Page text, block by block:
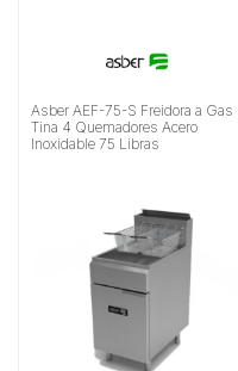
Asber AEF-75-S Freidora a Gas
Tina 4 Quemadores Acero
Inoxidable 75 Libras